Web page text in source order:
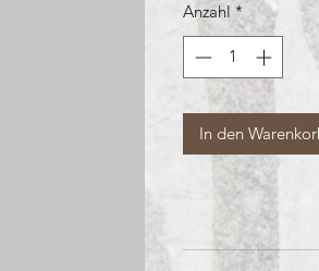
Anzahl *
In den